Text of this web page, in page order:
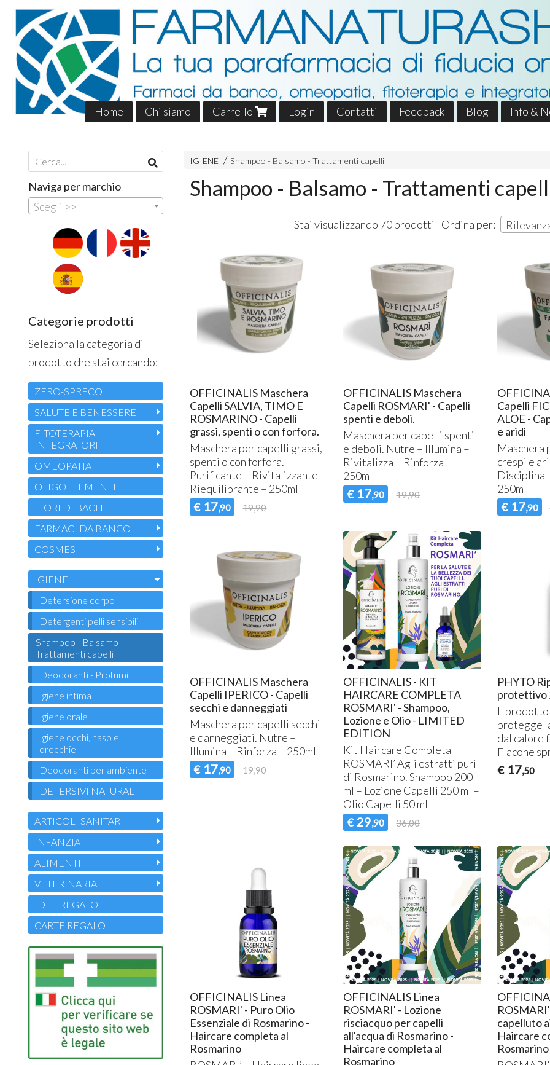
Home Chi siamo Carrello Login Contatti Feedback Blog Info &
IGIENE Shampoo - Balsamo - Trattamenti capelli
Shampoo - Balsamo - Trattamenti
Stai visualizzando 70 prodotti | Ordina per:
OFFICINALIS Maschera
Capelli SALVIA, TIMO E
ROSMARINO - Capelli
grassi, spenti o con forfora.
Maschera per capelli grassi,
spenti o con forfora.
Purificante – Rivitalizzante –
Riequilibrante – 250ml
€ 17,90 19,90
OFFICINALIS Maschera
Capelli ROSMARI' - Capelli
spenti e deboli.
Maschera per capelli spenti
e deboli. Nutre – Illumina –
Rivitalizza – Rinforza –
250ml
€ 17,90 19,90
Capelli
ALOE -
e aridi
Maschera
crespi e
Disciplina
250ml
€ 17,90
OFFICINALIS Maschera
Capelli IPERICO - Capelli
secchi e danneggiati
Maschera per capelli secchi
e danneggiati. Nutre –
Illumina – Rinforza – 250ml
€ 17,90 19,90
OFFICINALIS - KIT
HAIRCARE COMPLETA
ROSMARI' - Shampoo,
Lozione e Olio - LIMITED
EDITION
Kit Haircare Completa
ROSMARI’ Agli estratti puri
di Rosmarino. Shampoo 200
ml – Lozione Capelli 250 ml –
Olio Capelli 50 ml
€ 29,90 36,00
PHYTO
protettivo
Il prodotto
protegge
dal calore
Flacone
€ 17,50
OFFICINALIS Linea
ROSMARI' - Puro Olio
Essenziale di Rosmarino -
Haircare completa al
Rosmarino
OFFICINALIS Linea
ROSMARI' - Lozione
risciacquo per capelli
all'acqua di Rosmarino -
Haircare completa al
Rosmarino
capelluto
Haircare
Rosmarino
Naviga per marchio
Scegli >>
Categorie prodotti
Seleziona la categoria di
prodotto che stai cercando:
ZERO-SPRECO
SALUTE E BENESSERE
FITOTERAPIA
INTEGRATORI
OMEOPATIA
OLIGOELEMENTI
FIORI DI BACH
FARMACI DA BANCO
COSMESI
IGIENE
Detersione corpo
Detergenti pelli sensibili
Shampoo - Balsamo -
Trattamenti capelli
Deodoranti - Profumi
Igiene intima
Igiene orale
Igiene occhi, naso e
orecchie
Deodoranti per ambiente
DETERSIVI NATURALI
ARTICOLI SANITARI
INFANZIA
ALIMENTI
VETERINARIA
IDEE REGALO
CARTE REGALO